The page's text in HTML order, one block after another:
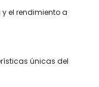
el rendimiento a
únicas del